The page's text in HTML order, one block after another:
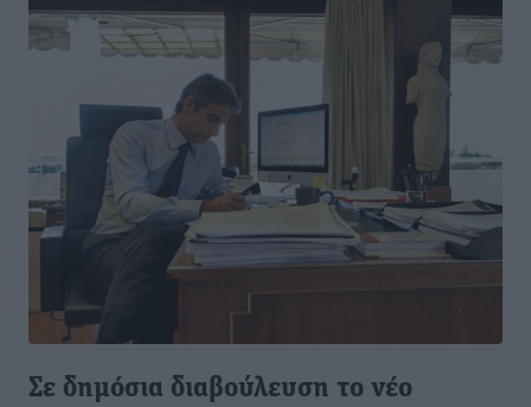
Σε δημόσια διαβούλευση το νέο